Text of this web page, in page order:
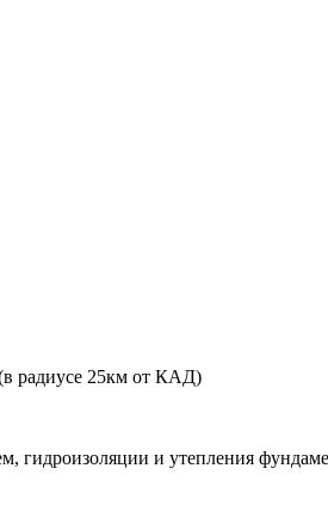
радиусе 25км от КАД)
и утепления